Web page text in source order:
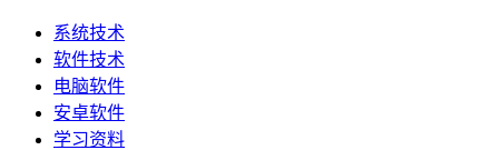
系统技术
软件技术
电脑软件
安卓软件
学习资料